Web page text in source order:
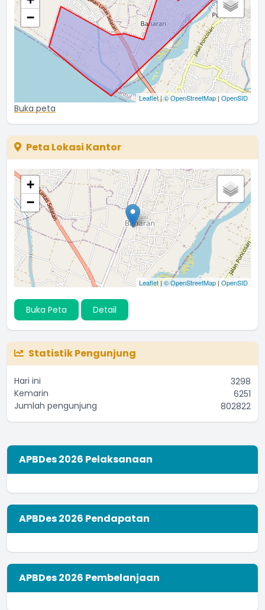
−
Leaflet|© OpenStreetMap | OpenSID
Buka peta
Peta Lokasi Kantor
+
−
Leaflet|© OpenStreetMap| OpenSID
Buka Peta Detail
Statistik Pengunjung
Hari ini
3298
Kemarin
6251
Jumlah pengunjung
802822
APBDes 2026 Pelaksanaan
APBDes 2026 Pendapatan
APBDes 2026 Pembelanjaan